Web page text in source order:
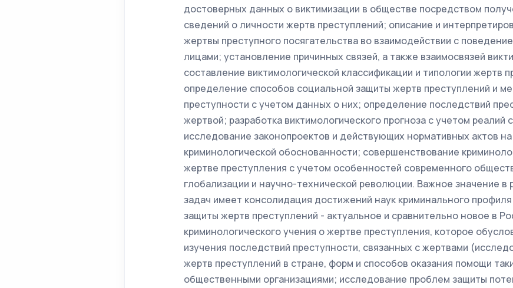
достоверных данных о виктимизации в обществе посредством
сведений о личности жертв преступлений; описание и
жертвы преступного посягательства во взаимодействии с
лицами; установление причинных связей, а также взаимосвязей
составление виктимологической классификации и типологии жертв
определение способов социальной защиты жертв преступлений и
преступности с учетом данных о них; определение последствий
жертвой; разработка виктимологического прогноза с учетом
исследование законопроектов и действующих нормативных актов
криминологической обоснованности; совершенствование
жертве преступления с учетом особенностей современного
глобализации и научно-технической революции. Важное значение
задач имеет консолидация достижений наук криминального
защиты жертв преступлений - актуальное и сравнительно новое в
криминологического учения о жертве преступления, которое
изучения последствий преступности, связанных с жертвами
жертв преступлений в стране, форм и способов оказания помощи
общественными организациями; исследование проблем защиты